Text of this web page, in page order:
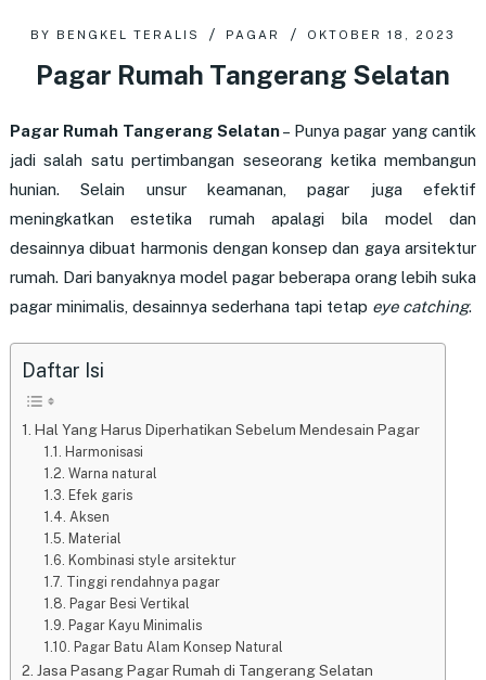
BY BENGKEL TERALIS PAGAR OKTOBER 18, 2023
Pagar Rumah Tangerang Selatan
Pagar Rumah Tangerang Selatan– Punya pagar yang cantik
jadi salah satu pertimbangan seseorang ketika membangun
hunian. Selain unsur keamanan, pagar juga efektif
meningkatkan estetika rumah apalagi bila model dan
desainnya dibuat harmonis dengan konsep dan gaya arsitektur
rumah. Dari banyaknya model pagar beberapa orang lebih suka
pagar minimalis, desainnya sederhana tapi tetap eye catching.
Daftar Isi
Hal Yang Harus Diperhatikan Sebelum Mendesain Pagar
Harmonisasi
Warna natural
Efek garis
Aksen
Material
Kombinasi style arsitektur
Tinggi rendahnya pagar
Pagar Besi Vertikal
Pagar Kayu Minimalis
Pagar Batu Alam Konsep Natural
Jasa Pasang Pagar Rumah di Tangerang Selatan